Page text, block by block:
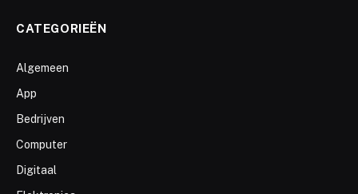
CATEGORIEËN
Algemeen
App
Bedrijven
Computer
Digitaal